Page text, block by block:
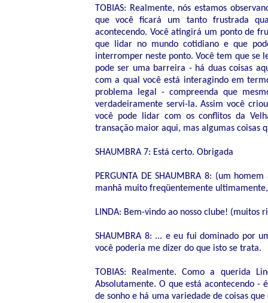
TOBIAS: Realmente, nós estamos
que você ficará um tanto frustrada
acontecendo. Você atingirá um ponto de
que lidar no mundo cotidiano e que
interromper neste ponto. Você tem que se
pode ser uma barreira - há duas coisas
com a qual você está interagindo em
problema legal - compreenda que
verdadeiramente servi-la. Assim você
você pode lidar com os conflitos da
transação maior aqui, mas algumas coisas
SHAUMBRA 7: Está certo. Obrigada
PERGUNTA DE SHAUMBRA 8: (um
manhã muito freqüentemente
LINDA: Bem-vindo ao nosso clube! (muitos
SHAUMBRA 8: ... e eu fui dominado por
você poderia me dizer do que isto se trata.
TOBIAS: Realmente. Como a querida
Absolutamente. O que está acontecendo
de sonho e há uma variedade de coisas